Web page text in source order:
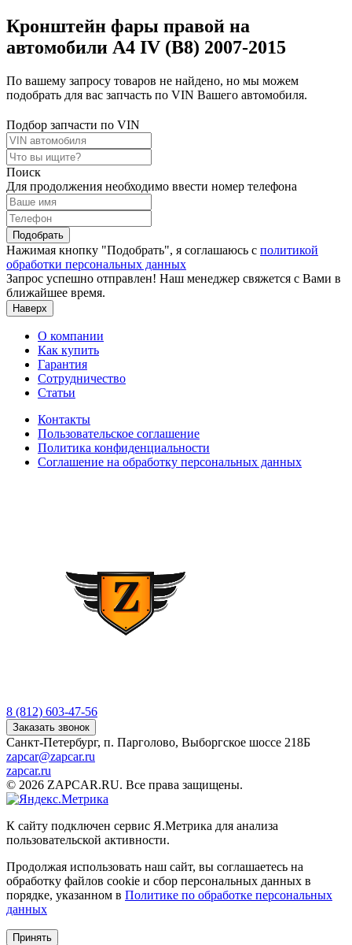
Кронштейн фары правой на
автомобили A4 IV (B8) 2007-2015
По вашему запросу товаров не найдено, но мы можем
подобрать для вас запчасть по VIN Вашего автомобиля.
Подбор запчасти по VIN
Поиск
Для продолжения необходимо ввести номер телефона
Подобрать
Нажимая кнопку "Подобрать", я соглашаюсь с политикой
обработки персональных данных
Запрос успешно отправлен! Наш менеджер свяжется с Вами в
ближайшее время.
Наверх
О компании
Как купить
Гарантия
Сотрудничество
Статьи
Контакты
Пользовательское соглашение
Политика конфиденциальности
Соглашение на обработку персональных данных
8 (812) 603-47-56
Заказать звонок
Санкт-Петербург, п. Парголово, Выборгское шоссе 218Б
zapcar@zapcar.ru
zapcar.ru
© 2026 ZAPCAR.RU. Все права защищены.
К сайту подключен сервис Я.Метрика для анализа
пользовательской активности.
Продолжая использовать наш сайт, вы соглашаетесь на
обработку файлов cookie и сбор персональных данных в
порядке, указанном в Политике по обработке персональных
данных
Принять